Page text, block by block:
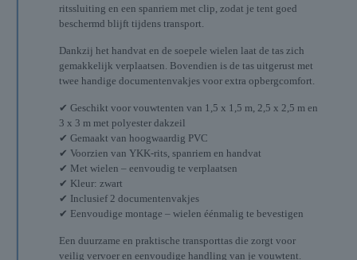
ritssluiting en een spanriem met clip, zodat je tent goed
beschermd blijft tijdens transport.
Dankzij het handvat en de soepele wielen laat de tas zich
gemakkelijk verplaatsen. Bovendien is de tas uitgerust met
twee handige documentenvakjes voor extra opbergcomfort.
✔ Geschikt voor vouwtenten van 1,5 x 1,5 m, 2,5 x 2,5 m en
3 x 3 m met polyester dakzeil
✔ Gemaakt van hoogwaardig PVC
✔ Voorzien van YKK-rits, spanriem en handvat
✔ Met wielen – eenvoudig te verplaatsen
✔ Kleur: zwart
✔ Inclusief 2 documentenvakjes
✔ Eenvoudige montage – wielen éénmalig te bevestigen
Een duurzame en praktische transporttas die zorgt voor
veilig vervoer en eenvoudige handling van je vouwtent.